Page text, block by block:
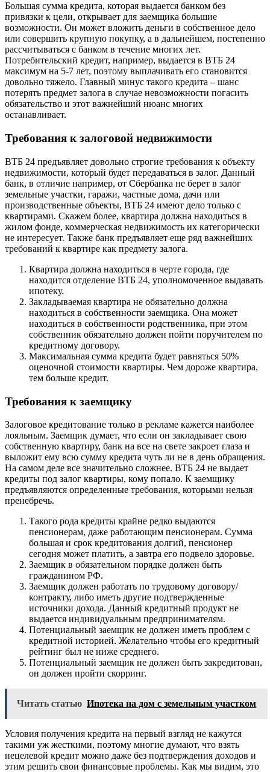
Большая сумма кредита, которая выдается банком без
привязки к цели, открывает для заемщика большие
возможности. Он может вложить деньги в собственное дело
или совершить крупную покупку, а в дальнейшем, постепенно
рассчитываться с банком в течение многих лет.
Потребительский кредит, например, выдается в ВТБ 24
максимум на 5-7 лет, поэтому выплачивать его становится
довольно тяжело. Главный минус такого кредита – шанс
потерять предмет залога в случае невозможности погасить
обязательство и этот важнейший нюанс многих
останавливает.
Требования к залоговой недвижимости
ВТБ 24 предъявляет довольно строгие требования к объекту
недвижимости, который будет передаваться в залог. Данный
банк, в отличие например, от Сбербанка не берет в залог
земельные участки, гаражи, частные дома, дачи или
производственные объекты, ВТБ 24 имеют дело только с
квартирами. Скажем более, квартира должна находиться в
жилом фонде, коммерческая недвижимость их категорически
не интересует. Также банк предъявляет еще ряд важнейших
требований к квартире как предмету залога.
Квартира должна находиться в черте города, где
находится отделение ВТБ 24, уполномоченное выдавать
ипотеку.
Закладываемая квартира не обязательно должна
находиться в собственности заемщика. Она может
находиться в собственности родственника, при этом
собственник обязательно должен пойти поручителем по
кредитному договору.
Максимальная сумма кредита будет равняться 50%
оценочной стоимости квартиры. Чем дороже квартира,
тем больше кредит.
Требования к заемщику
Залоговое кредитование только в рекламе кажется наиболее
лояльным. Заемщик думает, что если он закладывает свою
собственную квартиру, банк на все на свете закроет глаза и
выложит ему всю сумму кредита чуть ли не в день обращения.
На самом деле все значительно сложнее. ВТБ 24 не выдает
кредиты под залог квартиры, кому попало. К заемщику
предъявляются определенные требования, которыми нельзя
пренебречь.
Такого рода кредиты крайне редко выдаются
пенсионерам, даже работающим пенсионерам. Сумма
большая и срок кредитования долгий, пенсионер
сегодня может платить, а завтра его подвело здоровье.
Заемщик в обязательном порядке должен быть
гражданином РФ.
Заемщик должен работать по трудовому договору/
контракту, либо иметь другие подтвержденные
источники дохода. Данный кредитный продукт не
выдается индивидуальным предпринимателям.
Потенциальный заемщик не должен иметь проблем с
кредитной историей. Желательно чтобы его кредитный
рейтинг был не ниже среднего.
Потенциальный заемщик не должен быть закредитован,
он должен пройти скорринг.
Читать статью Ипотека на дом с земельным участком
Условия получения кредита на первый взгляд не кажутся
такими уж жесткими, поэтому многие думают, что взять
нецелевой кредит можно даже без подтверждения доходов и
этим решить свои финансовые проблемы. Как мы видим, это